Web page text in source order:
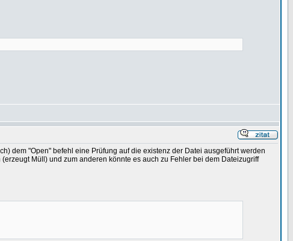
dem "Open" befehl eine Prüfung auf die existenz der Datei ausgeführt werden
Müll) und zum anderen könnte es auch zu Fehler bei dem Dateizugriff